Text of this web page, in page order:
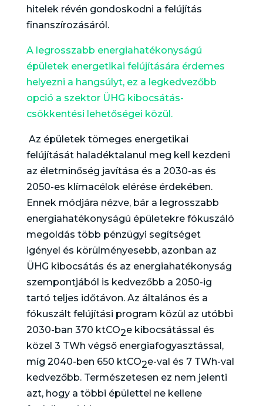
hitelek révén gondoskodni a felújítás
finanszírozásáról.
A legrosszabb energiahatékonyságú
épületek energetikai felújítására érdemes
helyezni a hangsúlyt, ez a legkedvezőbb
opció a szektor ÜHG kibocsátás-
csökkentési lehetőségei közül.
Az épületek tömeges energetikai
felújítását haladéktalanul meg kell kezdeni
az életminőség javítása és a 2030-as és
2050-es klímacélok elérése érdekében.
Ennek módjára nézve, bár a legrosszabb
energiahatékonyságú épületekre fókuszáló
megoldás több pénzügyi segítséget
igényel és körülményesebb, azonban az
ÜHG kibocsátás és az energiahatékonyság
szempontjából is kedvezőbb a 2050-ig
tartó teljes időtávon. Az általános és a
fókuszált felújítási program közül az utóbbi
2030-ban 370 ktCO2e kibocsátással és
közel 3 TWh végső energiafogyasztással,
míg 2040-ben 650 ktCO2e-val és 7 TWh-val
kedvezőbb. Természetesen ez nem jelenti
azt, hogy a többi épülettel ne kellene